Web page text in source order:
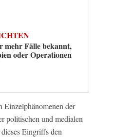
mehr Fälle bekannt,
oder Operationen
Einzelphänomenen der
politischen und medialen
Eingriffs den